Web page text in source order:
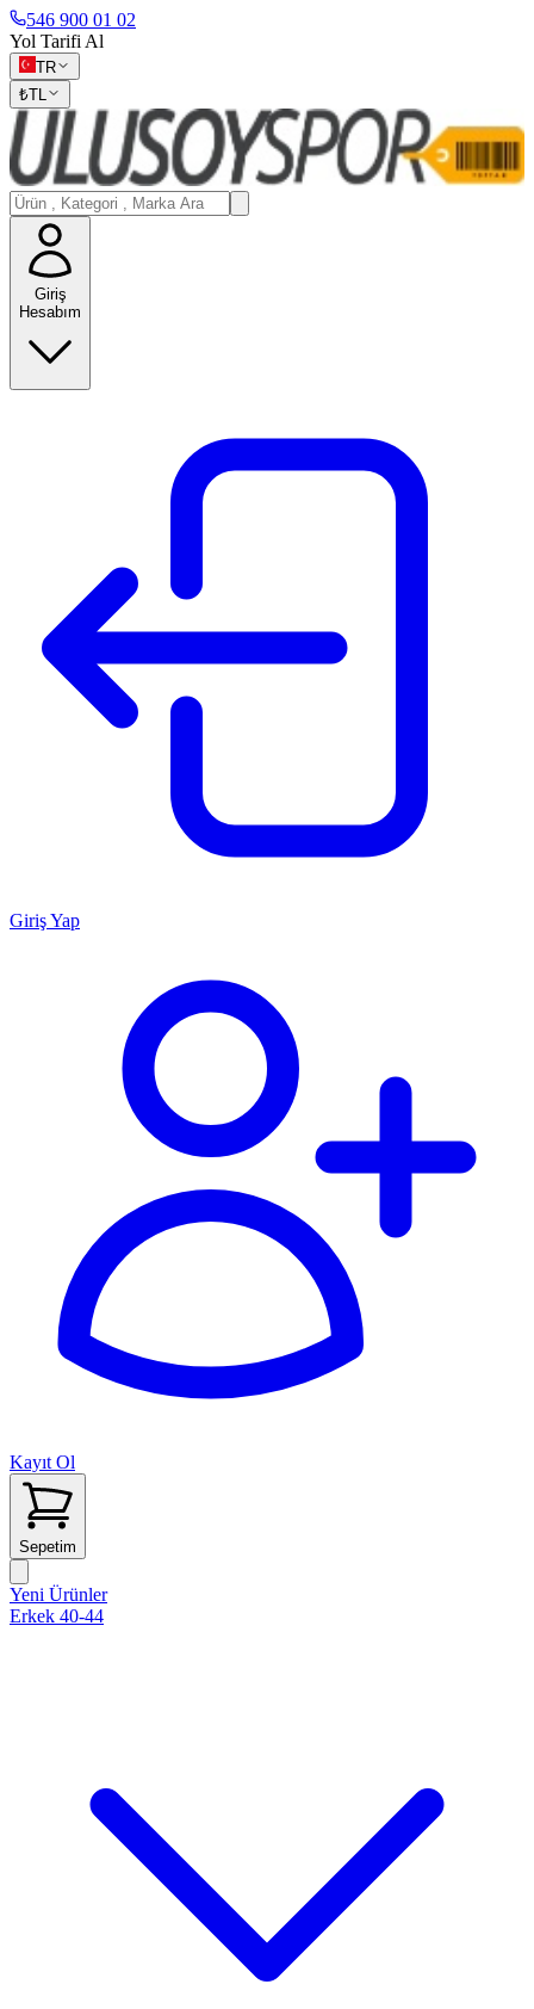
546 900 01 02
Yol Tarifi Al
TR
₺TL
Giriş
Hesabım
Giriş Yap
Kayıt Ol
Sepetim
Yeni Ürünler
Erkek 40-44